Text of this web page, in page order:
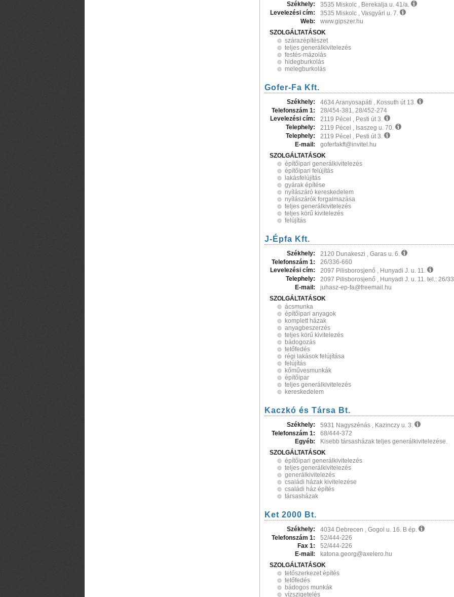
Székhely:
3535 Miskolc , Berekalja u. 41/a.
Levelezési cím:
3535 Miskolc , Vasgyári u. 7.
Web:
www.gipszer.hu
SZOLGÁLTATÁSOK
szárazépítészet
teljes generálkivitelezés
festés-mázolás
hidegburkolás
melegburkolás
Gofer-Fa Kft.
Székhely:
4634 Aranyosapáti , Kossuth út 13.
Telefonszám 1:
28/454-381, 28/452-274
Levelezési cím:
2119 Pécel , Pesti út 3.
Telephely:
2119 Pécel , Isaszeg u. 70.
Telephely:
2119 Pécel , Pesti út 3.
E-mail:
goferfakft@invitel.hu
SZOLGÁLTATÁSOK
építőipari generálkivitelezés
építőipari felújítás
lakásfelújítás
gyárak építése
nyílászáró kereskedelem
nyílászárók forgalmazása
teljes generálkivitelezés
teljes körű kivitelezés
felújítás
J-Épfa Kft.
Székhely:
2120 Dunakeszi , Garas u. 6.
Telefonszám 1:
26/336-660
Levelezési cím:
2097 Pilisborosjenő , Hunyadi J. u. 11.
Telephely:
2097 Pilisborosjenő , Hunyadi J. u. 11. tel.: 26/
E-mail:
juhasz-ep-fa@freemail.hu
SZOLGÁLTATÁSOK
ácsmunka
építőipari anyagok
komplett házak
anyagbeszerzés
teljes körű kivitelezés
bádogozás
tetőfedés
régi lakások felújítása
felújítás
kőművesmunkák
építőipar
teljes generálkivitelezés
kereskedelem
Kaczkó és Társa Bt.
Székhely:
5931 Nagyszénás , Kazinczy u. 3.
Telefonszám 1:
68/444-372
Egyéb:
Kisebb társasházak teljes generálkivitelezése.
SZOLGÁLTATÁSOK
építőipari generálkivitelezés
teljes generálkivitelezés
generálkivitelezés
családi házak kivitelezése
családi ház építés
társasházak
Ket 2000 Bt.
Székhely:
4034 Debrecen , Gogol u. 16. B ép.
Telefonszám 1:
52/444-226
Fax 1:
52/444-226
E-mail:
katona.georg@axelero.hu
SZOLGÁLTATÁSOK
tetőszerkezet építés
tetőfedés
bádogos munkák
vízszigetelés